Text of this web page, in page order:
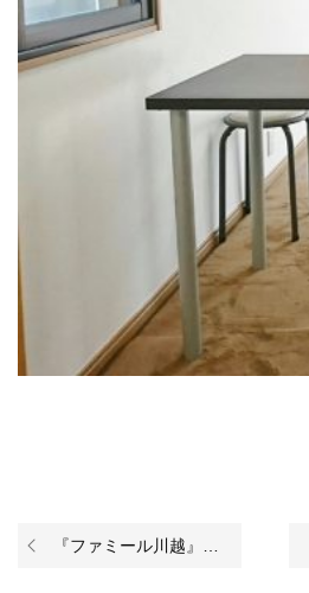
『ファミール川越』リノベーション完了いたしました！